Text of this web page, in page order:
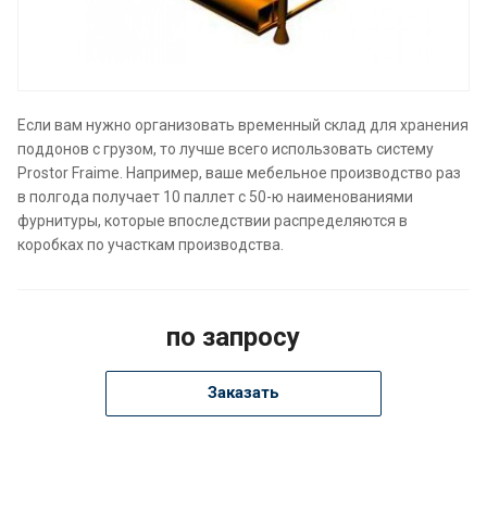
Если вам нужно организовать временный склад для хранения
поддонов с грузом, то лучше всего использовать систему
Prostor Fraime. Например, ваше мебельное производство раз
в полгода получает 10 паллет с 50-ю наименованиями
фурнитуры, которые впоследствии распределяются в
коробках по участкам производства.
по запросу
Заказать